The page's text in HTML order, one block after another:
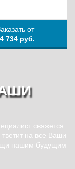
от
734 руб.
свяжется
на все Ваши
нашим будущим